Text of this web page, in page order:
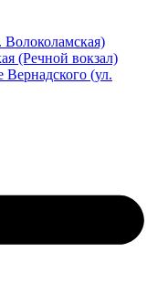
(Речной вокзал)
(ул.